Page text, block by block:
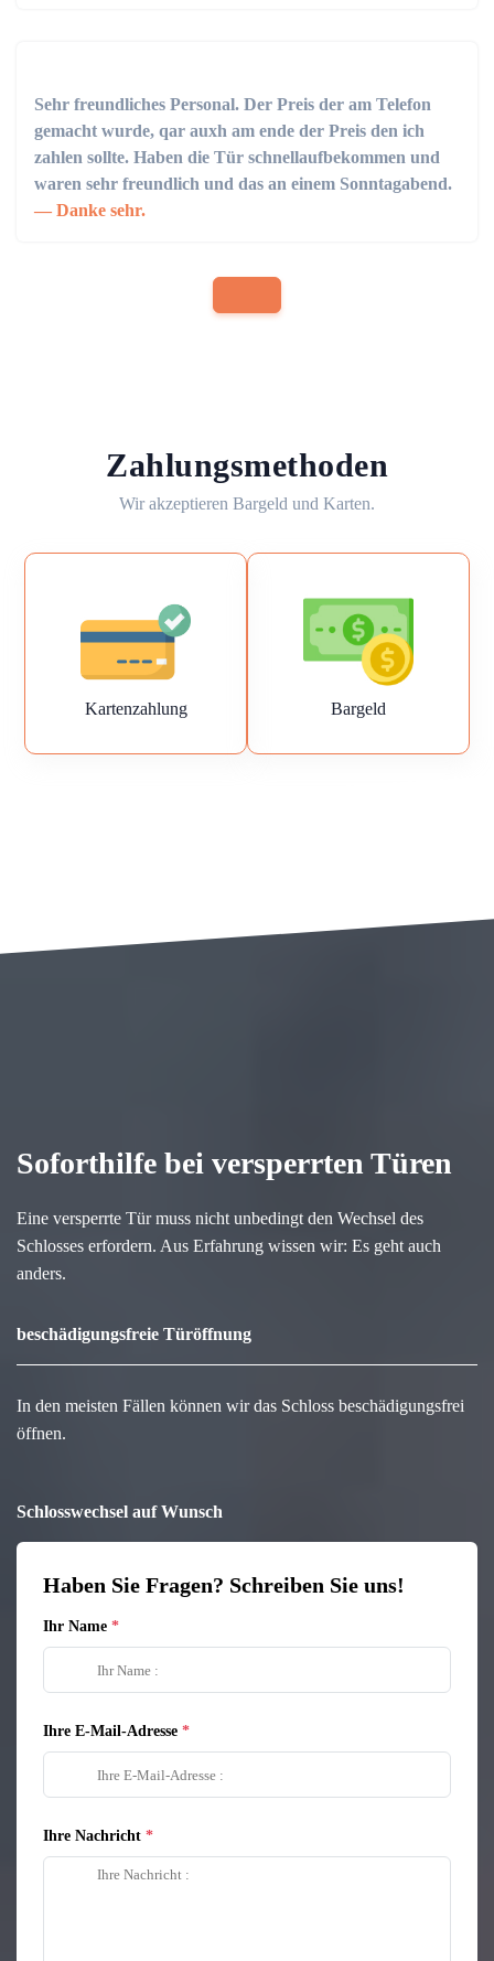
Sehr freundliches Personal. Der Preis der am Telefon
gemacht wurde, qar auxh am ende der Preis den ich
zahlen sollte. Haben die Tür schnellaufbekommen und
waren sehr freundlich und das an einem Sonntagabend.
Danke sehr.
Zahlungsmethoden
Wir akzeptieren Bargeld und Karten.
Kartenzahlung Bargeld
Soforthilfe bei versperrten Türen
Eine versperrte Tür muss nicht unbedingt den Wechsel des
Schlosses erfordern. Aus Erfahrung wissen wir: Es geht auch
anders.
beschädigungsfreie Türöffnung
In den meisten Fällen können wir das Schloss beschädigungsfrei
öffnen.
Schlosswechsel auf Wunsch
Haben Sie Fragen? Schreiben Sie uns!
Ihr Name
Ihre E-Mail-Adresse
Ihre Nachricht